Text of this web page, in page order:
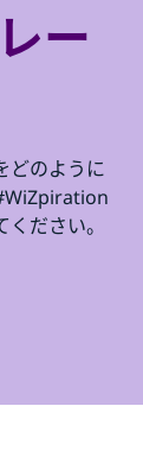
ー
どのように
ださい。